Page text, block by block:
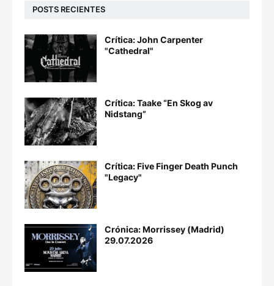
POSTS RECIENTES
Crítica: John Carpenter
"Cathedral"
Crítica: Taake “En Skog av
Nidstang”
Crítica: Five Finger Death Punch
"Legacy"
Crónica: Morrissey (Madrid)
29.07.2026